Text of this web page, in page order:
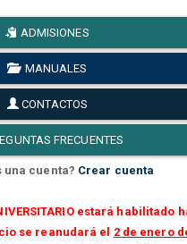
ADMISIONES
MANUALES
CONTACTOS
FRECUENTES
una cuenta? Crear cuenta
estará habilitado
se reanudará el 2 de enero